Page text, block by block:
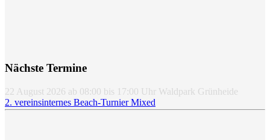
Nächste Termine
22 August 2026 ab 08:00 bis 17:00 Uhr Waldpark Grünheide
2. vereinsinternes Beach-Turnier Mixed